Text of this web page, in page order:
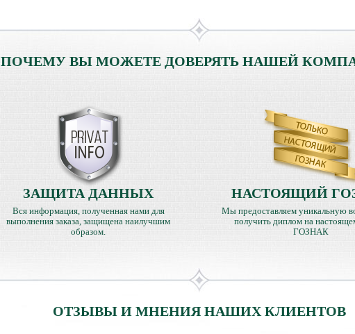
ПОЧЕМУ ВЫ МОЖЕТЕ ДОВЕРЯТЬ НАШЕЙ
ЗАЩИТА ДАННЫХ
Вся информация, полученная нами для
выполнения заказа, защищена наилучшим
образом.
НАСТОЯЩИЙ
Мы предоставляем уникальную
получить диплом на
ГОЗНАК
ОТЗЫВЫ И МНЕНИЯ НАШИХ КЛИЕНТОВ